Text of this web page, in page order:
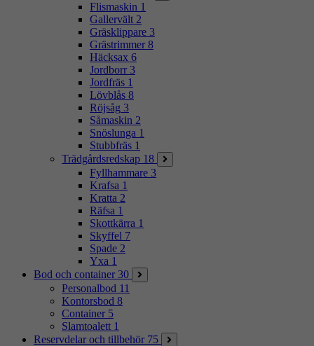
Flismaskin 1
Gallervält 2
Gräsklippare 3
Grästrimmer 8
Häcksax 6
Jordborr 3
Jordfräs 1
Lövblås 8
Röjsåg 3
Såmaskin 2
Snöslunga 1
Stubbfräs 1
Trädgårdsredskap 18
Fyllhammare 3
Krafsa 1
Kratta 2
Räfsa 1
Skottkärra 1
Skyffel 7
Spade 2
Yxa 1
Bod och container 30
Personalbod 11
Kontorsbod 8
Container 5
Slamtoalett 1
Reservdelar och tillbehör 75